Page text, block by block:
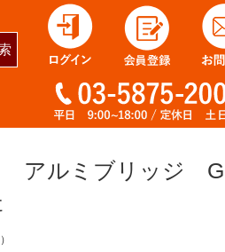
アルミブリッジ